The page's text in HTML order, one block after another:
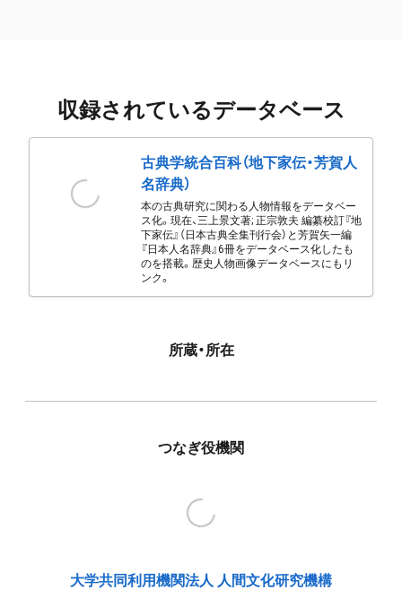
収録されているデータベース
古典学統合百科（地下家伝・芳賀人
名辞典）
本の古典研究に関わる人物情報をデータベー
ス化。現在、三上景文著; 正宗敦夫 編纂校訂『地
下家伝』（日本古典全集刊行会）と芳賀矢一編
『日本人名辞典』6冊をデータベース化したも
のを搭載。歴史人物画像データベースにもリ
ンク。
所蔵・所在
つなぎ役機関
大学共同利用機関法人 人間文化研究機構